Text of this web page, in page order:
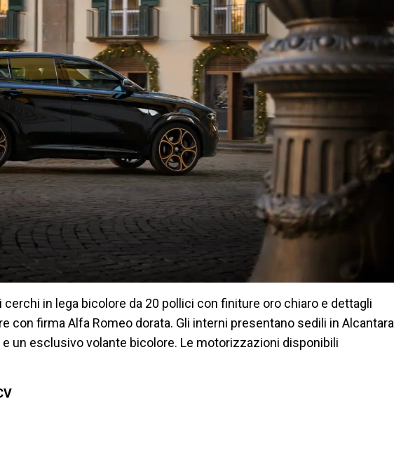
in lega bicolore da 20 pollici con finiture oro chiaro e dettagli
con firma Alfa Romeo dorata. Gli interni presentano sedili in Alcantara
un esclusivo volante bicolore. Le motorizzazioni disponibili